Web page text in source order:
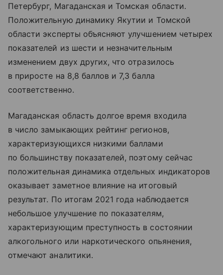
Петербург, Магаданская и Томская области.
Положительную динамику Якутии и Томской
области эксперты объясняют улучшением четырех
показателей из шести и незначительным
изменением двух других, что отразилось
в приросте на 8,8 баллов и 7,3 балла
соответственно.
Магаданская область долгое время входила
в число замыкающих рейтинг регионов,
характеризующихся низкими баллами
по большинству показателей, поэтому сейчас
положительная динамика отдельных индикаторов
оказывает заметное влияние на итоговый
результат. По итогам 2021 года наблюдается
небольшое улучшение по показателям,
характеризующим преступность в состоянии
алкогольного или наркотического опьянения,
отмечают аналитики.